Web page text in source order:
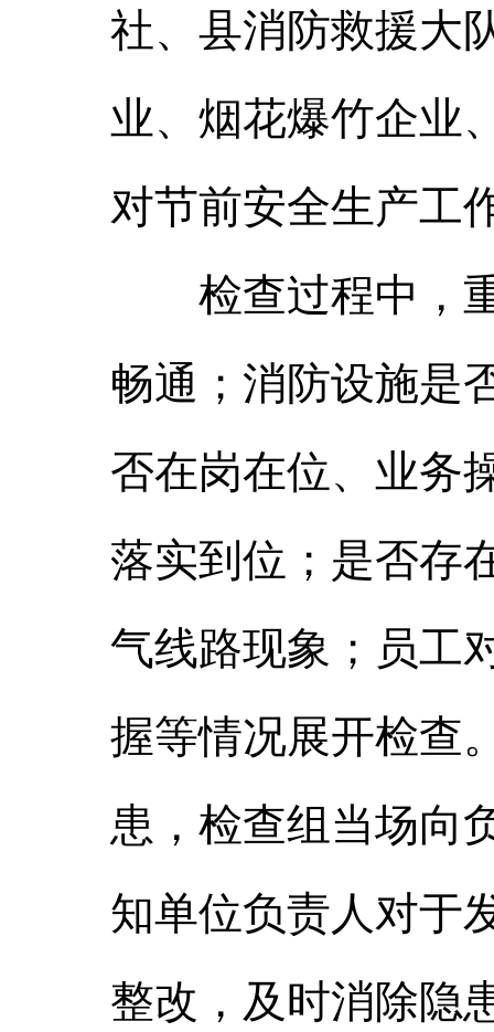
社、县消防救援大
业、烟花爆竹企业
对节前安全生产工
检查过程中，重
畅通；消防设施是
否在岗在位、业务
落实到位；是否存
气线路现象；员工
握等情况展开检查
患，检查组当场向
知单位负责人对于
整改，及时消除隐